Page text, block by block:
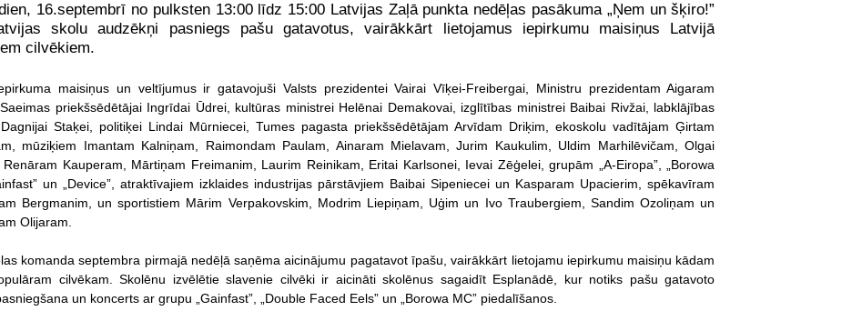
16.septembrī no pulksten 13:00 līdz 15:00 Latvijas Zaļā punkta nedēļas pasākuma „Ņem un šķiro!”
skolu audzēkņi pasniegs pašu gatavotus, vairākkārt lietojamus iepirkumu maisiņus Latvijā
cilvēkiem.
maisiņus un veltījumus ir gatavojuši Valsts prezidentei Vairai Vīķei-Freibergai, Ministru prezidentam Aigaram
priekšsēdētājai Ingrīdai Ūdrei, kultūras ministrei Helēnai Demakovai, izglītības ministrei Baibai Rivžai, labklājības
Staķei, politiķei Lindai Mūrniecei, Tumes pagasta priekšsēdētājam Arvīdam Driķim, ekoskolu vadītājam Ģirtam
mūziķiem Imantam Kalniņam, Raimondam Paulam, Ainaram Mielavam, Jurim Kaukulim, Uldim Marhilēvičam, Olgai
Renāram Kauperam, Mārtiņam Freimanim, Laurim Reinikam, Eritai Karlsonei, Ievai Zēģelei, grupām „A-Eiropa”, „Borowa
un „Device”, atraktīvajiem izklaides industrijas pārstāvjiem Baibai Sipeniecei un Kasparam Upacierim, spēkavīram
Bergmanim, un sportistiem Mārim Verpakovskim, Modrim Liepiņam, Uģim un Ivo Traubergiem, Sandim Ozoliņam un
Olijaram.
komanda septembra pirmajā nedēļā saņēma aicinājumu pagatavot īpašu, vairākkārt lietojamu iepirkumu maisiņu kādam
cilvēkam. Skolēnu izvēlētie slavenie cilvēki ir aicināti skolēnus sagaidīt Esplanādē, kur notiks pašu gatavoto
un koncerts ar grupu „Gainfast”, „Double Faced Eels” un „Borowa MC” piedalīšanos.